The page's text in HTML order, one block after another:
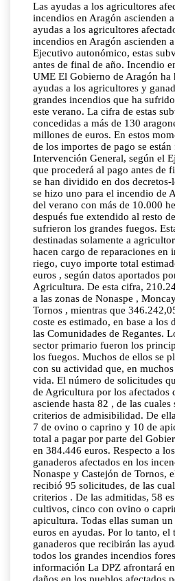
Las ayudas a los agricultores
incendios en Aragón ascienden
ayudas a los agricultores
incendios en Aragón ascienden
Ejecutivo autonómico, estas
antes de final de año. Incendio
UME El Gobierno de Aragón ha
ayudas a los agricultores y
grandes incendios que ha
este verano. La cifra de estas
concedidas a más de 130
millones de euros. En estos
de los importes de pago se
Intervención General, según el
que procederá al pago antes de
se han dividido en dos
se hizo uno para el incendio de
del verano con más de 10.000
después fue extendido al resto
sufrieron los grandes fuegos.
destinadas solamente a
hacen cargo de reparaciones en
riego, cuyo importe total
euros , según datos aportados
Agricultura. De esta cifra,
a las zonas de Nonaspe ,
Tornos , mientras que
coste es estimado, en base a los
las Comunidades de Regantes.
sector primario fueron los
los fuegos. Muchos de ellos se
con su actividad que, en
vida. El número de solicitudes
de Agricultura por los afectados
asciende hasta 82 , de las
criterios de admisibilidad. De
7 de ovino o caprino y 10 de
total a pagar por parte del
en 384.446 euros. Respecto a
ganaderos afectados en los
Nonaspe y Castejón de Tornos,
recibió 95 solicitudes, de las
criterios . De las admitidas, 58
cultivos, cinco con ovino o
apicultura. Todas ellas suman
euros en ayudas. Por lo tanto,
ganaderos que recibirán las
todos los grandes incendios
información La DPZ afrontará